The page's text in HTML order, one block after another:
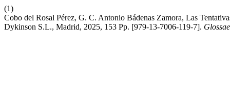
(1)
Cobo del Rosal Pérez, G. C. Antonio Bádenas Zamora, Las
Dykinson S.L., Madrid, 2025, 153 Pp. [979-13-7006-119-7]. Glossae